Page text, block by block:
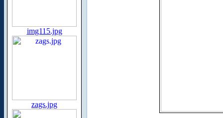
img115.jpg
zags.jpg